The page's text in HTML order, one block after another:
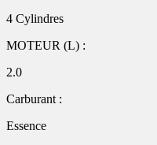
4 Cylindres
MOTEUR (L) :
2.0
Carburant :
Essence